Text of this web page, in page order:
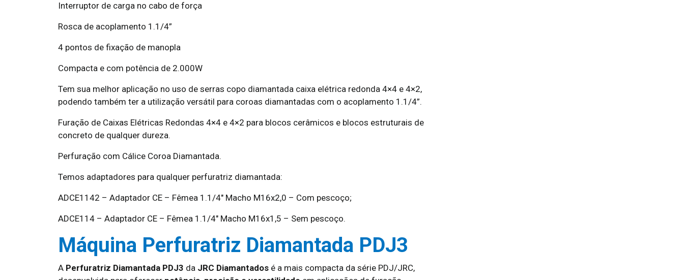
Interruptor de carga no cabo de força
Rosca de acoplamento 1.1/4”
4 pontos de fixação de manopla
Compacta e com potência de 2.000W
Tem sua melhor aplicação no uso de serras copo diamantada caixa elétrica redonda 4×4 e 4×2,
podendo também ter a utilização versátil para coroas diamantadas com o acoplamento 1.1/4”.
Furação de Caixas Elétricas Redondas 4×4 e 4×2 para blocos cerâmicos e blocos estruturais de
concreto de qualquer dureza.
Perfuração com Cálice Coroa Diamantada.
Temos adaptadores para qualquer perfuratriz diamantada:
ADCE1142 – Adaptador CE – Fêmea 1.1/4″ Macho M16x2,0 – Com pescoço;
ADCE114 – Adaptador CE – Fêmea 1.1/4″ Macho M16x1,5 – Sem pescoço.
Máquina Perfuratriz Diamantada PDJ3
A Perfuratriz Diamantada PDJ3 da JRC Diamantados é a mais compacta da série PDJ/JRC,